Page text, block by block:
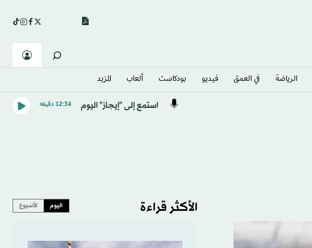
الرياضة في العمق فيديو بودكاست ألعاب المزيد
استمع إلى "إيجاز" اليوم 12:34 دقيقه
الأكثر قراءة اليوم الأسبوع